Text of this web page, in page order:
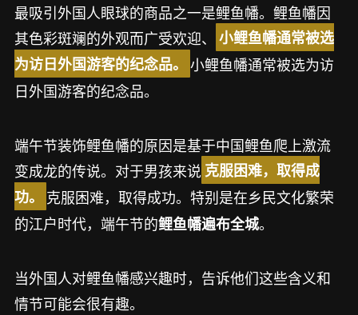
最吸引外国人眼球的商品之一是鲤鱼幡。鲤鱼幡因
其色彩斑斓的外观而广受欢迎、
小鲤鱼幡通常被选
为访日外国游客的纪念品。 小鲤鱼幡通常被选为访
日外国游客的纪念品。
端午节装饰鲤鱼幡的原因是基于中国鲤鱼爬上激流
变成龙的传说。对于男孩来说克服困难，取得成
功。
克服困难，取得成功。特别是在乡民文化繁荣
的江户时代，端午节的鲤鱼幡遍布全城。
当外国人对鲤鱼幡感兴趣时，告诉他们这些含义和
情节可能会很有趣。